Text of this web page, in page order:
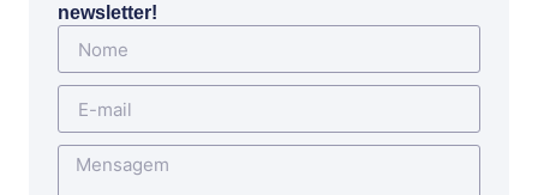
newsletter!